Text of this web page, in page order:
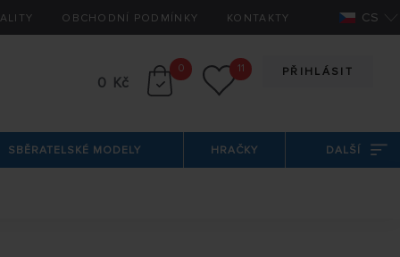
OBCHODNÍ PODMÍNKY KONTAKTY CS
PŘIHLÁSIT
0 Kč
0 11
SBĚRATELSKÉ MODELY HRAČKY DALŠÍ